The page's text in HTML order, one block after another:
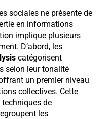
sociales ne présente de
en informations
implique plusieurs
D’abord, les
catégorisent
selon leur tonalité
un premier niveau
collectives. Cette
de
les